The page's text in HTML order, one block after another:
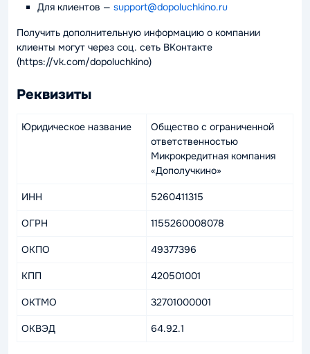
Для клиентов — support@dopoluchkino.ru
Получить дополнительную информацию о компании
клиенты могут через соц. сеть ВКонтакте
(https://vk.com/dopoluchkino)
Реквизиты
Юридическое название
Общество с ограниченной
ответственностью
Микрокредитная компания
«Дополучкино»
ИНН 5260411315
ОГРН 1155260008078
ОКПО 49377396
КПП 420501001
ОКТМО 32701000001
ОКВЭД 64.92.1